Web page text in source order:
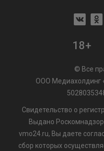
18+
© Все
ООО Медиахолдинг
Свидетельство о
Выдано
vmo24.ru, Вы даете
сбор которых